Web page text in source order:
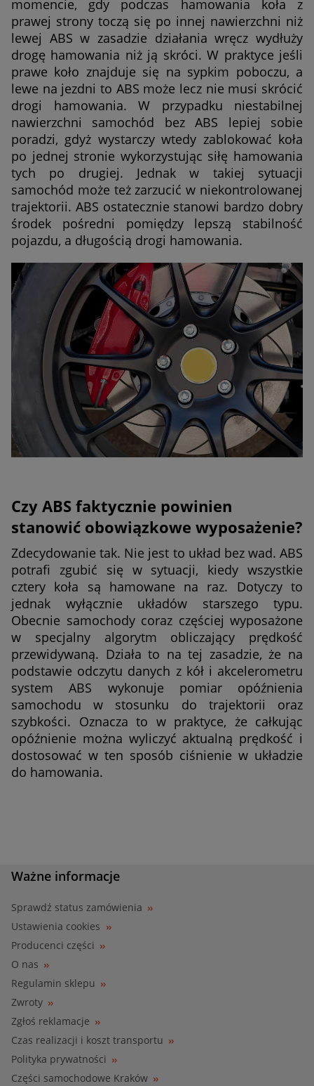
momencie, gdy podczas hamowania koła z
prawej strony toczą się po innej nawierzchni niż
lewej ABS w zasadzie działania wręcz wydłuży
drogę hamowania niż ją skróci. W praktyce jeśli
prawe koło znajduje się na sypkim poboczu, a
lewe na jezdni to ABS może lecz nie musi skrócić
drogi hamowania. W przypadku niestabilnej
nawierzchni samochód bez ABS lepiej sobie
poradzi, gdyż wystarczy wtedy zablokować koła
po jednej stronie wykorzystując siłę hamowania
tych po drugiej. Jednak w takiej sytuacji
samochód może też zarzucić w niekontrolowanej
trajektorii. ABS ostatecznie stanowi bardzo dobry
środek pośredni pomiędzy lepszą stabilność
pojazdu, a długością drogi hamowania.
Czy ABS faktycznie powinien
stanowić obowiązkowe wyposażenie?
Zdecydowanie tak. Nie jest to układ bez wad. ABS
potrafi zgubić się w sytuacji, kiedy wszystkie
cztery koła są hamowane na raz. Dotyczy to
jednak wyłącznie układów starszego typu.
Obecnie samochody coraz częściej wyposażone
w specjalny algorytm obliczający prędkość
przewidywaną. Działa to na tej zasadzie, że na
podstawie odczytu danych z kół i akcelerometru
system ABS wykonuje pomiar opóźnienia
samochodu w stosunku do trajektorii oraz
szybkości. Oznacza to w praktyce, że całkując
opóźnienie można wyliczyć aktualną prędkość i
dostosować w ten sposób ciśnienie w układzie
do hamowania.
Ważne informacje
Sprawdź status zamówienia
Ustawienia cookies
Producenci części
O nas
Regulamin sklepu
Zwroty
Zgłoś reklamacje
Czas realizacji i koszt transportu
Polityka prywatności
Części samochodowe Kraków